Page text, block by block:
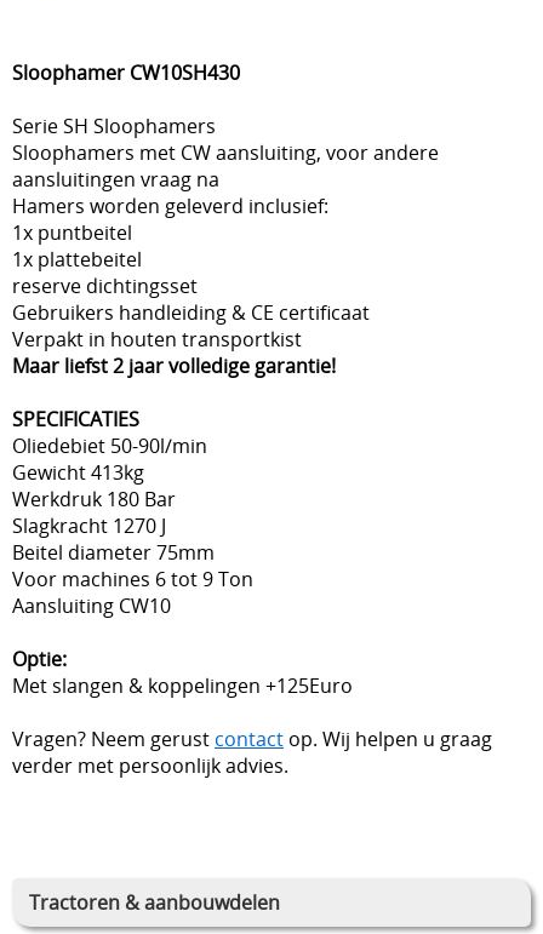
Tractoren & aanbouwdelen
Sloophamer CW10SH430
Serie SH Sloophamers
Sloophamers met CW aansluiting, voor andere
aansluitingen vraag na
Hamers worden geleverd inclusief:
1x puntbeitel
1x plattebeitel
reserve dichtingsset
Gebruikers handleiding & CE certificaat
Verpakt in houten transportkist
Maar liefst 2 jaar volledige garantie!
SPECIFICATIES
Oliedebiet 50-90l/min
Gewicht 413kg
Werkdruk 180 Bar
Slagkracht 1270 J
Beitel diameter 75mm
Voor machines 6 tot 9 Ton
Aansluiting CW10
Optie:
Met slangen & koppelingen +125Euro
Vragen? Neem gerust contact op. Wij helpen u graag
verder met persoonlijk advies.